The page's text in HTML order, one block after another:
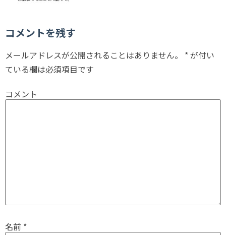
コメントを残す
メールアドレスが公開されることはありません。 *が付い
ている欄は必須項目です
コメント
名前 *